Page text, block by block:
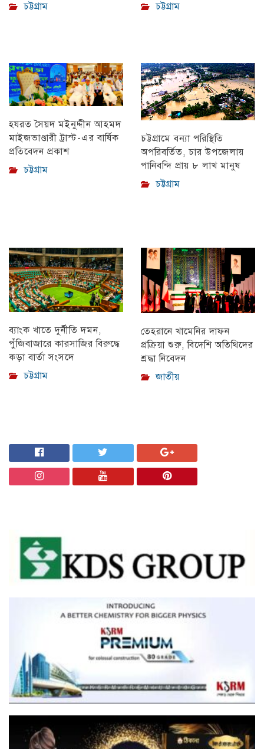
চট্টগ্রাম
চট্টগ্রাম
হযরত সৈয়দ মইনুদ্দীন আহমদ
মাইজভাণ্ডারী ট্রাস্ট-এর বার্ষিক
প্রতিবেদন প্রকাশ
চট্টগ্রাম
চট্টগ্রামে বন্যা পরিস্থিতি
অপরিবর্তিত, চার উপজেলায়
পানিবন্দি প্রায় ৮ লাখ মানুষ
চট্টগ্রাম
ব্যাংক খাতে দুর্নীতি দমন,
পুঁজিবাজারে কারসাজির বিরুদ্ধে
কড়া বার্তা সংসদে
চট্টগ্রাম
তেহরানে খামেনির দাফন
প্রক্রিয়া শুরু, বিদেশি অতিথিদের
শ্রদ্ধা নিবেদন
জাতীয়